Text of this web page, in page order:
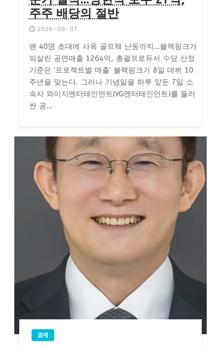
주주 배당의 절반
2026-08-07
팬 40명 초대에 사옥 골프채 난동까지…블랙핑크가
되살린 공연매출 1264억, 총괄프로듀서 수당 산정
기준은 '프로젝트별 매출' 블랙핑크가 8일 데뷔 10
주년을 맞는다. 그러나 기념일을 하루 앞둔 7일 소
속사 와이지엔터테인먼트(YG엔터테인먼트)를 둘러
싼 공...
경제